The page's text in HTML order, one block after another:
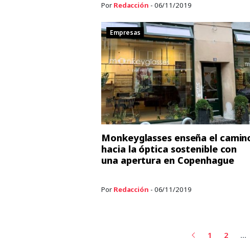
Por Redacción - 06/11/2019
Empresas
Monkeyglasses enseña el
hacia la óptica sostenible con
una apertura en Copenhague
Por Redacción - 06/11/2019
1 2 ...